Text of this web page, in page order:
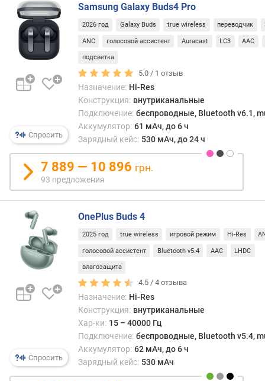
м
о
т
д
о
р
х
к
е
в
ы
м
п
о
о
т
м
Спросить
Samsung Galaxy Buds4 Pro
2026 год Galaxy Buds true wireless переводчик
ANC голосовой ассистент Auracast LC3 AAC
подсветка
5.0 / 1 отзыв
Назначение: Hi-Res
Конструкция: внутриканальные
Подключение: беспроводные, Bluetooth v6.1,
Аккумулятор: 61 мАч, до 6 ч
Зарядный кейс: 530 мАч, до 24 ч
7 889 — 10 896 грн.
93 предложения
Спросить
OnePlus Buds 4
2025 год true wireless игровой режим Hi-Res
голосовой ассистент Bluetooth v5.4 AAC LHDC
влагозащита
4.5 /4 отзыва
Назначение: Hi-Res
Конструкция: внутриканальные
Хар-ки: 15 – 40000 Гц
Подключение: беспроводные, Bluetooth v5.4,
Аккумулятор: 62 мАч, до 6 ч
Зарядный кейс: 530 мАч